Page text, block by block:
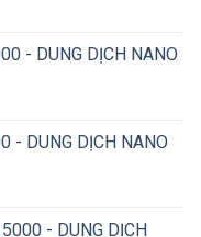
- DUNG DỊCH NANO
- DUNG DỊCH NANO
- DUNG DỊCH